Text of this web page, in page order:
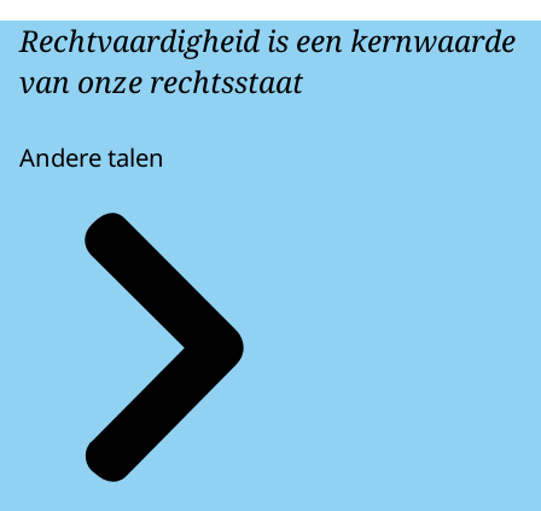
Rechtvaardigheid is een kernwaarde
van onze rechtsstaat
Andere talen